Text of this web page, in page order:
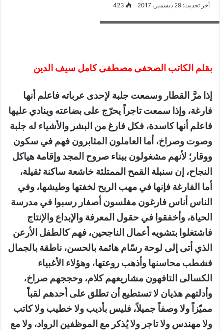
آخر تحديث: 29 ديسمبر، 2017 423
بقلم الكاتب الصحفى مصطفى كامل سيف الدين
إذا مرَّ القطار وسمعت جلبة لإحدى عرباته فاعلم أنها
فارغة، وإذا سمعت تاجراً يحرّج على بضاعته وينادي عليها
فاعلم أنها كاسدة، فكل فارغ من البشر والأشياء له جلبة
وصوت وصراخ، أما العاملون المثابرون فهم في سكون
ووقار؛ لأنهم مشغولون ببناء صروح المجد وإقامة هياكل
النجاح، إن سنبلة القمح الممتلئة خاشعة ساكنة ثقيلة،
أما الفارغة فإنها في مهب الريح لخفتها وطيشها، وفي
الناس أناس فارغون مفلسون أصفار رسبوا في مدرسة
الحياة، وأخفقوا في حقول المعرفة والإبداع والإنتاج
فاشتغلوا بتشويه أعمال الناجحين، فهم كالطفل الأرعن
الذي أتى إلى لوحة رسّام هائمة بالحسن، ناطقة بالجمال
فشطب محاسنها وأذهب روعتها، وهؤلاء الأغبياء
الكسالى التافهون مشاريعهم كلام، وحججهم صراخ،
وأدلتهم هذيان لا تستطيع أن تطلق على أحدهم لقباً
مميّزاً ولا وصفاً جميلاً، فليس بأديب ولا خطيب ولا كاتب
ولا مهندس ولا تاجر ولا يُذكر مع الموظفين الرواد، ولا مع